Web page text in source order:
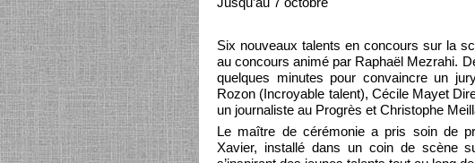
Six nouveaux talents en concours sur la
au concours animé par Raphaël Mezrahi.
quelques minutes pour convaincre un
Rozon (Incroyable talent), Cécile Mayet
un journaliste au Progrès et Christophe
Le maître de cérémonie a pris soin de
Xavier, installé dans un coin de scène